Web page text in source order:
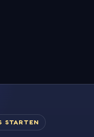
STARTEN